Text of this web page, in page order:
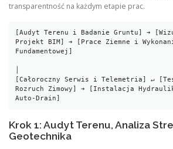
transparentność na każdym etapie prac.
[Audyt Terenu i Badanie Gruntu] ➔
Projekt BIM] ➔ [Prace Ziemne i
Fundamentowej]
[Całoroczny Serwis i Telemetria] ↵
Rozruch Zimowy] ➔ [Instalacja
Krok 1: Audyt Terenu, Analiza
Geotechnika